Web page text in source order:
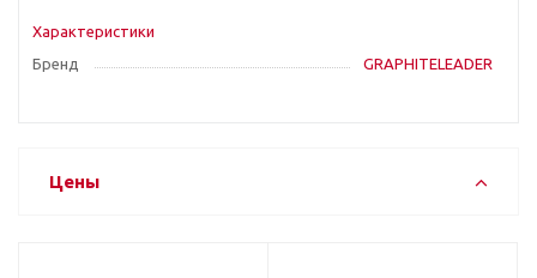
Характеристики
Бренд
GRAPHITELEADER
Цены